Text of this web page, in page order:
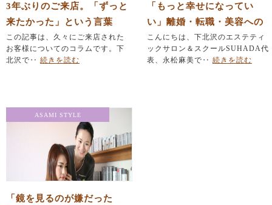
3年ぶりのご来店。「ずっと
来たかった」という言葉
に、胸がいっぱいになりま
した。
この記事は、久々にご来店された
お客様についてのコラムです。下
北沢で‥ 続きを読む
「もっと幸せになってい
い」離婚・転職・美容への
挑戦に悩むあなたへ
こんにちは、下北沢のエステティ
ックサロン＆スクールSUHADA代
表、永松麻美で‥ 続きを読む
ASAMI STYLE
「鏡を見るのが嫌だった